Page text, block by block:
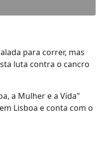
para correr, mas
luta contra o cancro
a Mulher e a Vida"
Lisboa e conta com o